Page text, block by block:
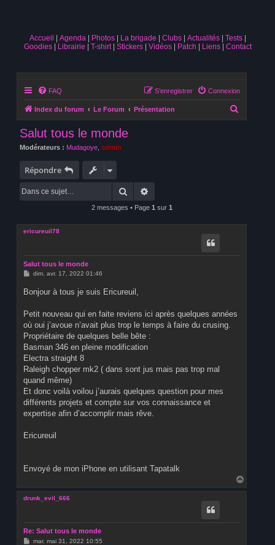
Accueil Agenda Photos La brigade Clubs Actualités
Tests
Goodies
Librairie T-shirt Stickers Vidéos Patch Liens Contact
FAQ Connexion
S’enregistrer
Index du forum Le Forum Présentation
e
Salut tous le monde
Modérateurs : Mudagoye admin
Répondre
Rechercher
2 messages • Page 1 sur 1
ericureuil78
Salut tous le monde
M
s
g
e
dim. avr. 17, 2022 01:46
Bonjour à tous je suis Ericureuil,
Petit nouveau qui en faite reviens ici après quelques années
où oui j’avoue n’avait plus trop le temps à faire du crusing.
Propriétaire de quelques belle bête :
Basman 346 en pleine modification
Electra straight 8
Raleigh chopper mk2 ( dans sont jus mais pas trop mal
quand même)
Et donc voilà voilou j’aurais quelques question pour mes
différents projets et compte sur vos connaissance et
expertise afin d’accomplir mais rêve.
Ericureuil
Envoyé de mon iPhone en utilisant Tapatalk
a
drunk_evil_666
Re: Salut tous le monde
Mmar. mai 31, 2022 10:55